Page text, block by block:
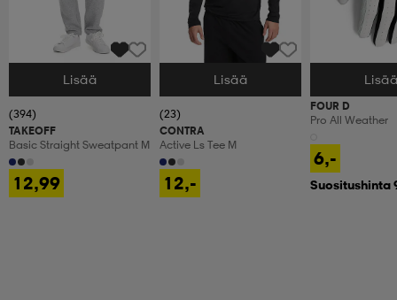
Valitse Koko
Lisää
(394)
TAKEOFF
Basic Straight Sweatpant M
12,99
Valitse Koko
Lisää
(23)
CONTRA
Active Ls Tee M
12,-
Valitse Koko
FOUR D
Pro All Weather
6,-
Suositushinta